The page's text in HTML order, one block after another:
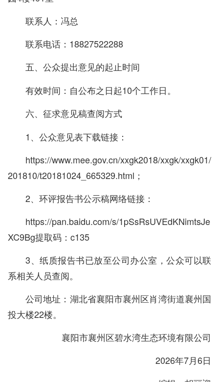
联系人：冯总
联系电话：18827522288
五、公众提出意见的起止时间
有效时间：自公布之日起10个工作日。
六、征求意见稿查阅方式
1、公众意见表下载链接：
https://www.mee.gov.cn/xxgk2018/xxgk/xxgk01/
201810/t20181024_665329.html；
2、环评报告书公示稿网络链接：
https://pan.baidu.com/s/1pSsRsUVEdKNimtsJe
XC9Bg提取码：c135
3、纸质报告书已放至公司办公室，公众可以联
系相关人员查阅。
公司地址：湖北省襄阳市襄州区肖湾街道襄州国
投大楼22楼。
襄阳市襄州区碧水湾生态环境有限公司
2026年7月6日